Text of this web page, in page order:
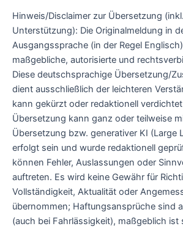
Hinweis/Disclaimer zur Übersetzung
Unterstützung): Die Originalmeldung in
Ausgangssprache (in der Regel
maßgebliche, autorisierte und
Diese deutschsprachige Übersetzung/
dient ausschließlich der leichteren
kann gekürzt oder redaktionell
Übersetzung kann ganz oder teilweise
Übersetzung bzw. generativer KI (Large
erfolgt sein und wurde redaktionell
können Fehler, Auslassungen oder
auftreten. Es wird keine Gewähr für
Vollständigkeit, Aktualität oder
übernommen; Haftungsansprüche sind
(auch bei Fahrlässigkeit), maßgeblich ist